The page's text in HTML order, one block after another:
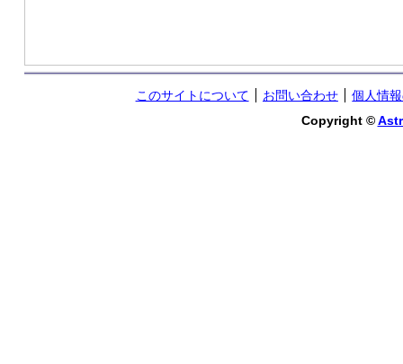
このサイトについて お問い合わせ
個人情
Copyright ©